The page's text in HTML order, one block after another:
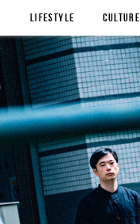
LIFESTYLE CULTURE